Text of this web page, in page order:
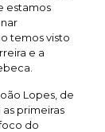
estamos
temos visto
e a
Lopes, de
as primeiras
do